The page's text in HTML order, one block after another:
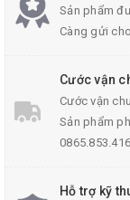
Sản phẩm
Càng gửi
Cước vận
Cước vận
Sản phẩm
0865.853.416
Hỗ trợ kỹ